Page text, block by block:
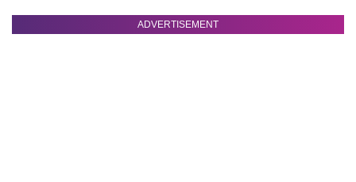
ADVERTISEMENT